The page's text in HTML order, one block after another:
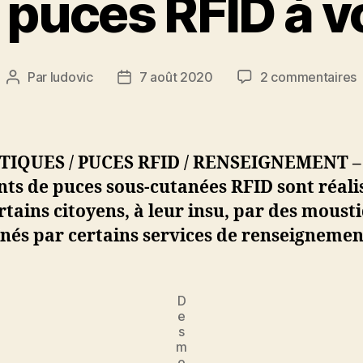
RFID à
Auteur
Par ludovic
Date7 août 2020 2 commentaires
/ PUCES RFID / RENSEIGNEMENT
de puces sous-cutanées RFID sont
citoyens, à leur insu, par des
par certains services de
D
e
s
m